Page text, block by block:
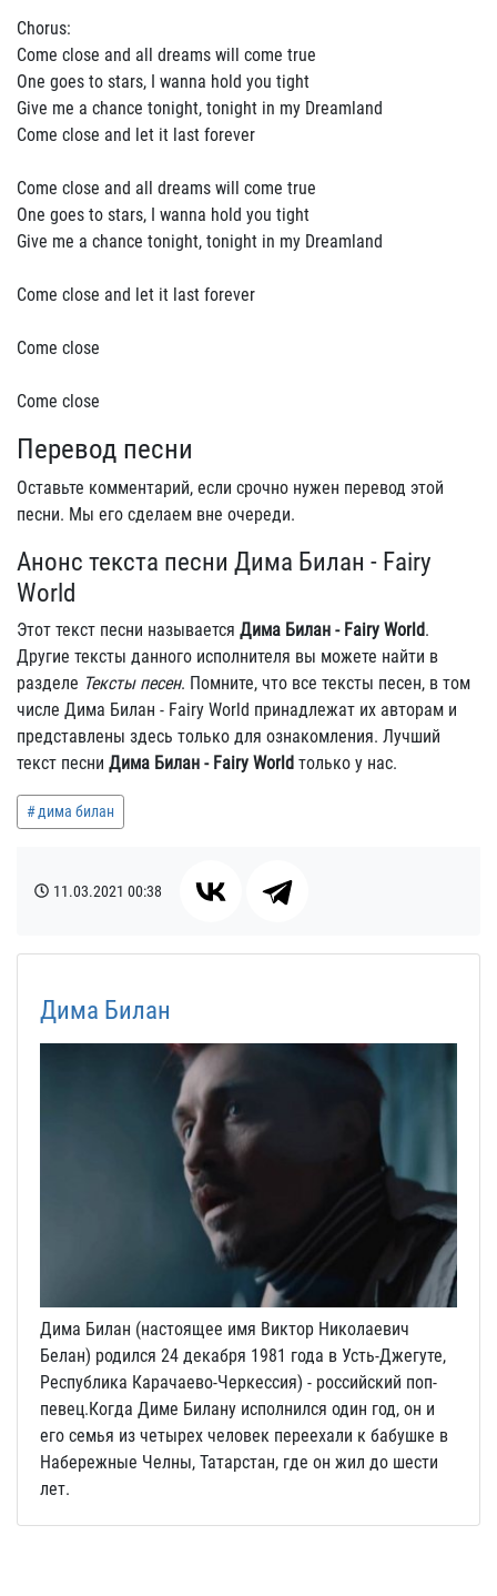
Chorus:
Come close and all dreams will come true
One goes to stars, I wanna hold you tight
Give me a chance tonight, tonight in my Dreamland
Come close and let it last forever
Come close and all dreams will come true
One goes to stars, I wanna hold you tight
Give me a chance tonight, tonight in my Dreamland
Come close and let it last forever
Come close
Come close
Перевод песни
Оставьте комментарий, если срочно нужен перевод этой
песни. Мы его сделаем вне очереди.
Анонс текста песни Дима Билан - Fairy
World
Этот текст песни называется Дима Билан - Fairy World.
Другие тексты данного исполнителя вы можете найти в
разделе Тексты песен. Помните, что все тексты песен, в том
числе Дима Билан - Fairy World принадлежат их авторам и
представлены здесь только для ознакомления. Лучший
текст песни Дима Билан - Fairy World только у нас.
дима билан
11.03.2021 00:38
Дима Билан
Дима Билан (настоящее имя Виктор Николаевич
Белан) родился 24 декабря 1981 года в Усть-Джегуте,
Республика Карачаево-Черкессия) - российский поп-
певец.Когда Диме Билану исполнился один год, он и
его семья из четырех человек переехали к бабушке в
Набережные Челны, Татарстан, где он жил до шести
лет.